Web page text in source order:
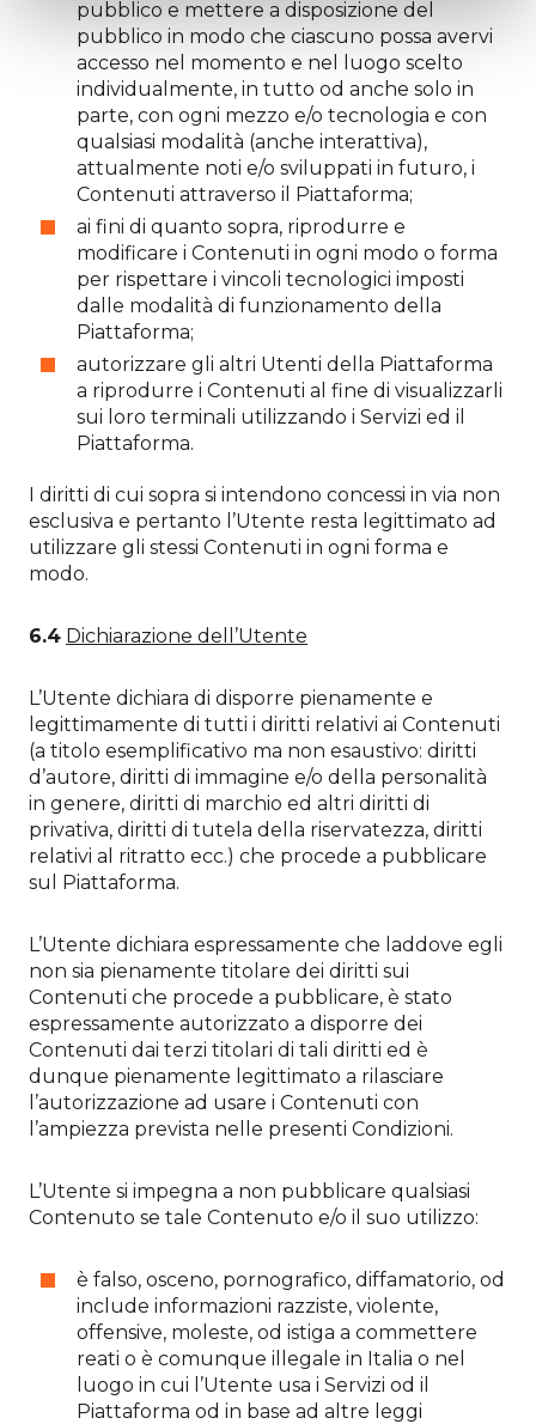
pubblico e mettere a disposizione del
pubblico in modo che ciascuno possa avervi
accesso nel momento e nel luogo scelto
individualmente, in tutto od anche solo in
parte, con ogni mezzo e/o tecnologia e con
qualsiasi modalità (anche interattiva),
attualmente noti e/o sviluppati in futuro, i
Contenuti attraverso il Piattaforma;
ai fini di quanto sopra, riprodurre e
modificare i Contenuti in ogni modo o forma
per rispettare i vincoli tecnologici imposti
dalle modalità di funzionamento della
Piattaforma;
autorizzare gli altri Utenti della Piattaforma
a riprodurre i Contenuti al fine di visualizzarli
sui loro terminali utilizzando i Servizi ed il
Piattaforma.
I diritti di cui sopra si intendono concessi in via non
esclusiva e pertanto l’Utente resta legittimato ad
utilizzare gli stessi Contenuti in ogni forma e
modo.
6.4 Dichiarazione dell’Utente
L’Utente dichiara di disporre pienamente e
legittimamente di tutti i diritti relativi ai Contenuti
(a titolo esemplificativo ma non esaustivo: diritti
d’autore, diritti di immagine e/o della personalità
in genere, diritti di marchio ed altri diritti di
privativa, diritti di tutela della riservatezza, diritti
relativi al ritratto ecc.) che procede a pubblicare
sul Piattaforma.
L’Utente dichiara espressamente che laddove egli
non sia pienamente titolare dei diritti sui
Contenuti che procede a pubblicare, è stato
espressamente autorizzato a disporre dei
Contenuti dai terzi titolari di tali diritti ed è
dunque pienamente legittimato a rilasciare
l’autorizzazione ad usare i Contenuti con
l’ampiezza prevista nelle presenti Condizioni.
L’Utente si impegna a non pubblicare qualsiasi
Contenuto se tale Contenuto e/o il suo utilizzo:
è falso, osceno, pornografico, diffamatorio, od
include informazioni razziste, violente,
offensive, moleste, od istiga a commettere
reati o è comunque illegale in Italia o nel
luogo in cui l’Utente usa i Servizi od il
Piattaforma od in base ad altre leggi